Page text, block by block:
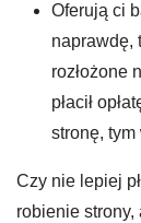
Oferują ci
naprawdę,
rozłożone
płacił
stronę, tym
Czy nie lepiej
robienie